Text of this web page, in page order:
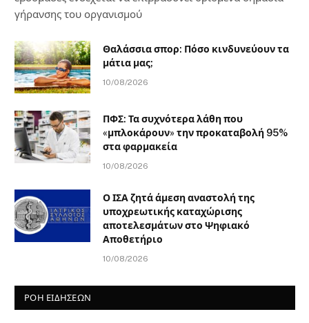
γήρανσης του οργανισμού
Θαλάσσια σπορ: Πόσο κινδυνεύουν τα
μάτια μας;
10/08/2026
ΠΦΣ: Τα συχνότερα λάθη που
«μπλοκάρουν» την προκαταβολή 95%
στα φαρμακεία
10/08/2026
Ο ΙΣΑ ζητά άμεση αναστολή της
υποχρεωτικής καταχώρισης
αποτελεσμάτων στο Ψηφιακό
Αποθετήριο
10/08/2026
ΡΟΗ ΕΙΔΗΣΕΩΝ